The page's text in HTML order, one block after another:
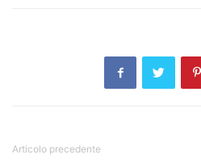
Articolo precedente